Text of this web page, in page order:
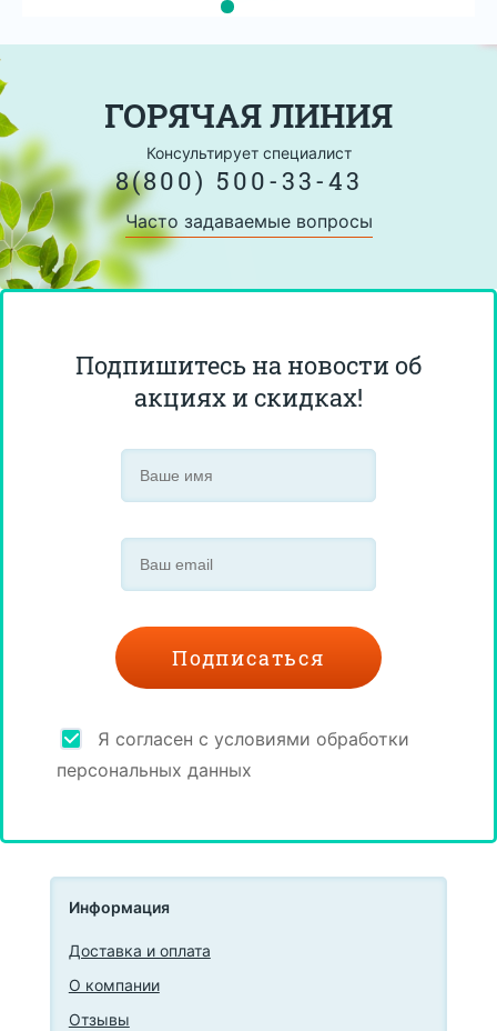
ГОРЯЧАЯ ЛИНИЯ
Консультирует специалист
8(800) 500-33-43
Часто задаваемые вопросы
Подпишитесь на новости об
акциях и скидках!
Я согласен с условиями обработки
персональных данных
Информация
Доставка и оплата
О компании
Отзывы